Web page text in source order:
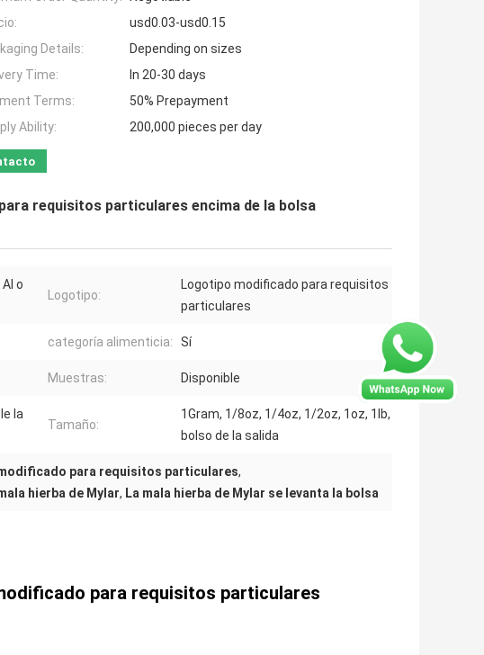
usd0.03-usd0.15
Details:
Depending on sizes
Time:
In 20-30 days
Terms:
50% Prepayment
Ability:
200,000 pieces per day
requisitos particulares encima de la bolsa
o
Logotipo:
Logotipo modificado para requisitos
particulares
categoría alimenticia: Sí
Muestras: Disponible
la
Tamaño:
1Gram, 1/8oz, 1/4oz, 1/2oz, 1oz, 1lb,
bolso de la salida
para requisitos particulares,
hierba de Mylar, La mala hierba de Mylar se levanta la bolsa
para requisitos particulares